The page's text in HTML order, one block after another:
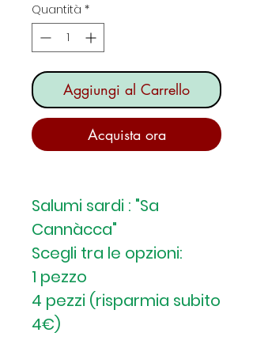
Quantità *
Aggiungi al Carrello
Acquista ora
Salumi sardi : "Sa
Cannàcca"
Scegli tra le opzioni:
1 pezzo
4 pezzi (risparmia subito
4€)